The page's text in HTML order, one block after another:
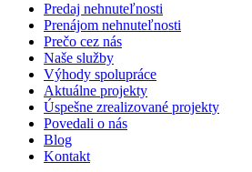
Predaj nehnuteľnosti
Prenájom nehnuteľnosti
Prečo cez nás
Naše služby
Výhody spolupráce
Aktuálne projekty
Úspešne zrealizované projekty
Povedali o nás
Blog
Kontakt